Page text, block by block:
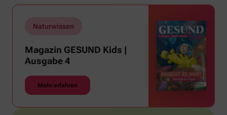
Naturwissen
Magazin GESUND Kids |
Ausgabe 4
Mehr erfahren